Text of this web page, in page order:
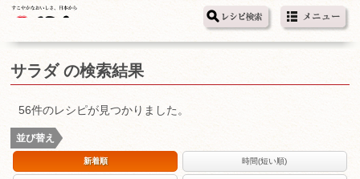
サラダ の検索結果
56件のレシピが見つかりました。
並び替え
新着順 時間(短い順)